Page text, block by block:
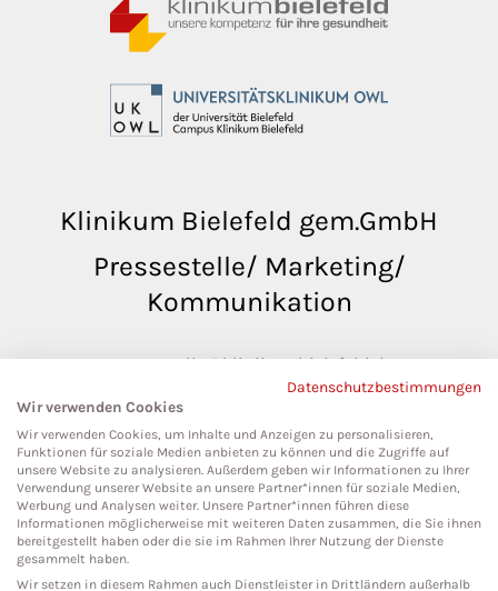
Klinikum Bielefeld gem.GmbH
Pressestelle/ Marketing/
Kommunikation
pressestelle@klinikumbielefeld.de
Teutoburger Str. 50
33604 Bielefeld
Social Media
Datenschutzbestimmungen
Wir verwenden Cookies
Wir verwenden Cookies, um Inhalte und Anzeigen zu personalisieren,
Funktionen für soziale Medien anbieten zu können und die Zugriffe auf
unsere Website zu analysieren. Außerdem geben wir Informationen zu Ihrer
Verwendung unserer Website an unsere Partner*innen für soziale Medien,
Werbung und Analysen weiter. Unsere Partner*innen führen diese
Informationen möglicherweise mit weiteren Daten zusammen, die Sie ihnen
bereitgestellt haben oder die sie im Rahmen Ihrer Nutzung der Dienste
gesammelt haben.
Wir setzen in diesem Rahmen auch Dienstleister in Drittländern außerhalb